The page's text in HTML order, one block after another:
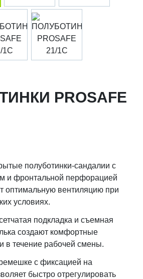
PROSAFE
полуботинки-сандалии c
и фронтальной перфорацией
оптимальную вентиляцию при
условиях.
подкладка и съемная
создают комфортные
в течение рабочей смены.
с фиксацией на
быстро отрегулировать